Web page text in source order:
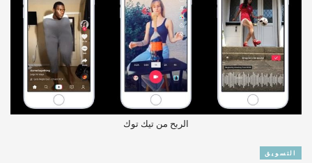
الربح من تيك توك
التسويق